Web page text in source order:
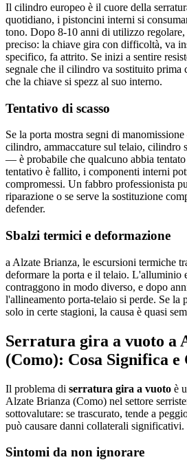
Il cilindro europeo è il cuore della
quotidiano, i pistoncini interni si
tono. Dopo 8-10 anni di utilizzo
preciso: la chiave gira con difficoltà, va
specifico, fa attrito. Se inizi a sentire
segnale che il cilindro va sostituito prima
che la chiave si spezz al suo interno.
Tentativo di scasso
Se la porta mostra segni di
cilindro, ammaccature sul telaio, cilindro
— è probabile che qualcuno abbia
tentativo è fallito, i componenti interni
compromessi. Un fabbro professionista
riparazione o se serve la sostituzione
defender.
Sbalzi termici e deformazione
a Alzate Brianza, le escursioni termiche
deformare la porta e il telaio. L'alluminio
contraggono in modo diverso, e dopo
l'allineamento porta-telaio si perde. Se la
solo in certe stagioni, la causa è quasi
Serratura gira a vuoto a
(Como): Cosa Significa e
Il problema di serratura gira a vuoto è
Alzate Brianza (Como) nel settore
sottovalutare: se trascurato, tende a
può causare danni collaterali significativi.
Sintomi da non ignorare